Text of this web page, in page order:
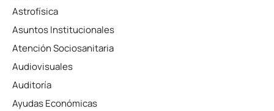
Astrofísica
Asuntos Institucionales
Atención Sociosanitaria
Audiovisuales
Auditoría
Ayudas Económicas